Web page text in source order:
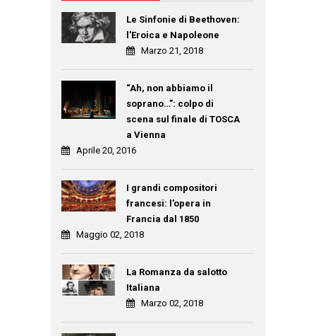
Le Sinfonie di Beethoven:
l’Eroica e Napoleone
Marzo 21, 2018
“Ah, non abbiamo il
soprano…”: colpo di
scena sul finale di TOSCA
a Vienna
Aprile 20, 2016
I grandi compositori
francesi: l’opera in
Francia dal 1850
Maggio 02, 2018
La Romanza da salotto
Italiana
Marzo 02, 2018